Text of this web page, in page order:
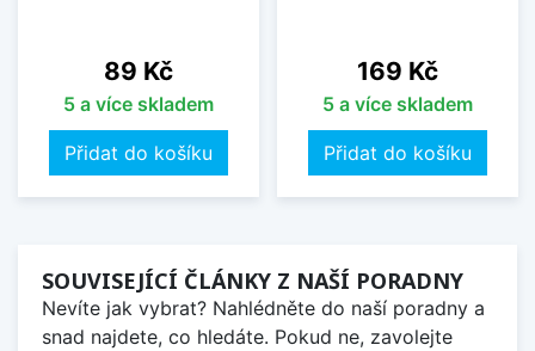
Cena
89 Kč
5 a více skladem
Přidat do košíku
Cena
169 Kč
5 a více skladem
Přidat do košíku
SOUVISEJÍCÍ ČLÁNKY Z NAŠÍ PORADNY
Nevíte jak vybrat? Nahlédněte do naší poradny a
snad najdete, co hledáte. Pokud ne, zavolejte